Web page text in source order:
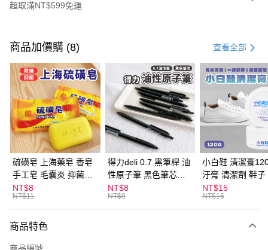
超取滿NT$599免運
信用卡一次付款
超商取貨付款
LINE Pay
Apple Pay
街口支付
悠遊付
ATM付款
全家取貨付款
每筆NT$60，滿NT$599(含以上)免運費
商品加價購 (8) 查看全部
硫磺皂 上海藥皂 香皂
手工皂 毛囊炎 抑菌除
蟎 清潔護膚 去油去痘
寵物皮膚病 狗狗貓咪
NT$8
NT$11
得力deli 0.7 黑筆桿 油
性原子筆 黑色筆芯
S304
NT$8
NT$9
小白鞋 清潔膏
汙膏 清潔劑 鞋子
漬 白皮鞋 鞋油
NT$15
NT$16
商品特色
商品編號